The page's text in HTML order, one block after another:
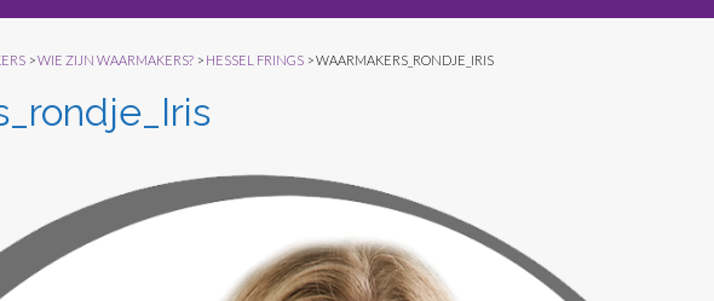
>WIE ZIJN WAARMAKERS? > HESSEL FRINGS >WAARMAKERS_RONDJE_IRIS